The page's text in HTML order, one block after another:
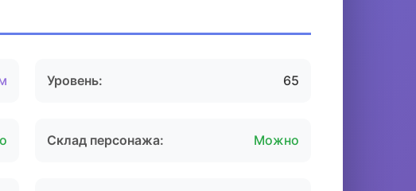
Уровень: 65
Склад персонажа: Можно